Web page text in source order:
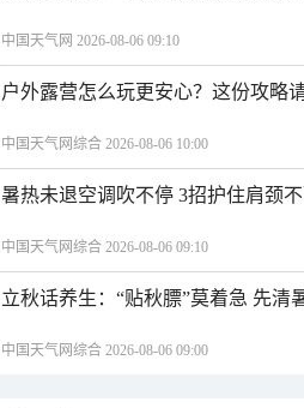
中国天气网 2026-08-06 09:10
户外露营怎么玩更安心？这份攻略
中国天气网综合 2026-08-06 10:00
暑热未退空调吹不停 3招护住肩颈
中国天气网综合 2026-08-06 09:10
立秋话养生：“贴秋膘”莫着急 先清
中国天气网综合 2026-08-06 09:00